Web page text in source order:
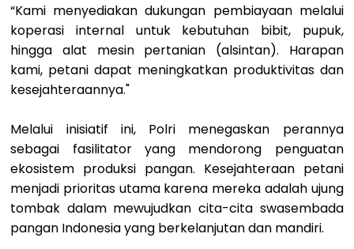
“Kami menyediakan dukungan pembiayaan melalui
koperasi internal untuk kebutuhan bibit, pupuk,
hingga alat mesin pertanian (alsintan). Harapan
kami, petani dapat meningkatkan produktivitas dan
kesejahteraannya."
Melalui inisiatif ini, Polri menegaskan perannya
sebagai fasilitator yang mendorong penguatan
ekosistem produksi pangan. Kesejahteraan petani
menjadi prioritas utama karena mereka adalah ujung
tombak dalam mewujudkan cita-cita swasembada
pangan Indonesia yang berkelanjutan dan mandiri.